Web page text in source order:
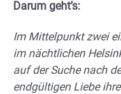
Darum geht’s:
Im Mittelpunkt zwei
im nächtlichen
auf der Suche nach
endgültigen Liebe